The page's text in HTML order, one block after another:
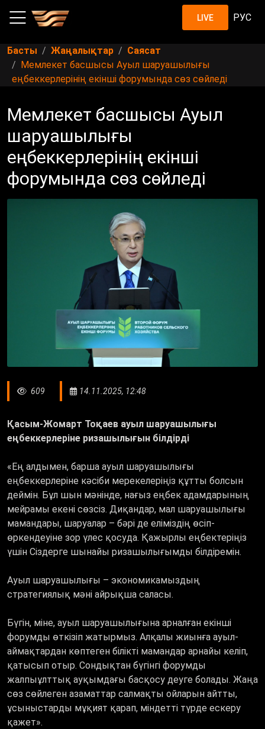
LIVE РУС
Басты Жаңалықтар
Саясат
Мемлекет басшысы Ауыл шаруашылығы
еңбеккерлерінің екінші форумында сөз сөйледі
Мемлекет басшысы Ауыл
шаруашылығы
еңбеккерлерінің екінші
форумында сөз сөйледі
609 14.11.2025, 12:48
Қасым-Жомарт Тоқаев ауыл шаруашылығы
еңбеккерлеріне ризашылығын білдірді
«Ең алдымен, барша ауыл шаруашылығы
еңбеккерлеріне кәсіби мерекелеріңіз құтты болсын
деймін. Бұл шын мәнінде, нағыз еңбек адамдарының
мейрамы екені сөзсіз. Диқандар, мал шаруашылығы
мамандары, шаруалар – бәрі де еліміздің өсіп-
өркендеуіне зор үлес қосуда. Қажырлы еңбектеріңіз
үшін Сіздерге шынайы ризашылығымды білдіремін.
Ауыл шаруашылығы – экономикамыздың
стратегиялық мәні айрықша саласы.
Бүгін, міне, ауыл шаруашылығына арналған екінші
форумды өткізіп жатырмыз. Алқалы жиынға ауыл-
аймақтардан көптеген білікті мамандар арнайы келіп,
қатысып отыр. Сондықтан бүгінгі форумды
жалпыұлттық ауқымдағы басқосу деуге болады. Жаңа
сөз сөйлеген азаматтар салмақты ойларын айтты,
ұсыныстарды мұқият қарап, міндетті түрде ескеру
қажет».